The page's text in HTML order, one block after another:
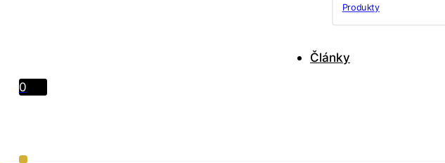
Produkty
Články
0